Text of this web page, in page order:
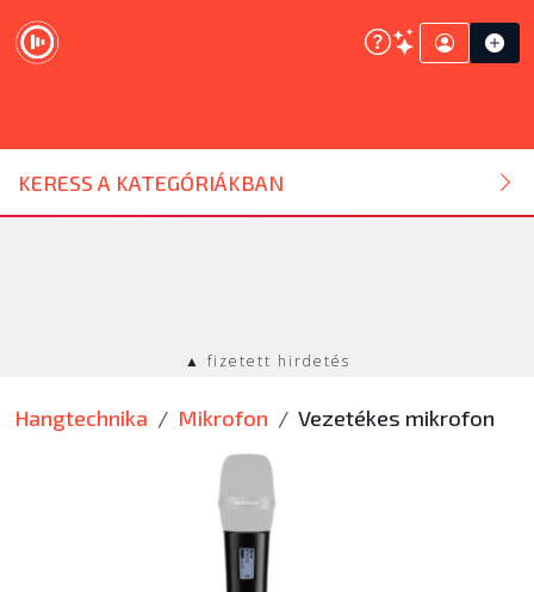
KERESS A KATEGÓRIÁKBAN
DJ ESZKÖZ
HANGTECHNIKA
EGYÉB
▲ fizetett hirdetés
Hangtechnika Mikrofon Vezetékes mikrofon